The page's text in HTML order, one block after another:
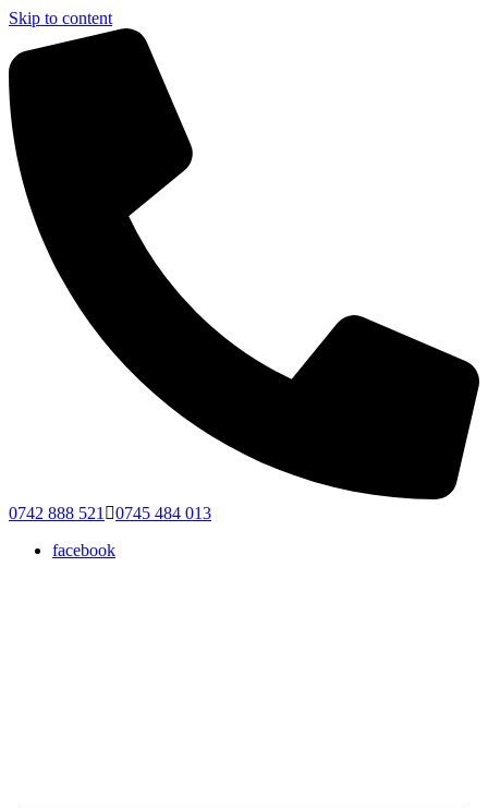
Skip to content
0742 888 521
0745 484 013
facebook